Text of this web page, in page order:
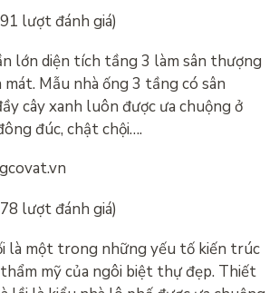
lượt đánh giá)
lớn diện tích tầng 3 làm sân thượng
Mẫu nhà ống 3 tầng có sân
cây xanh luôn được ưa chuộng ở
đúc, chật chội….
lượt đánh giá)
là một trong những yếu tố kiến ​​trúc
mỹ của ngôi biệt thự đẹp. Thiết